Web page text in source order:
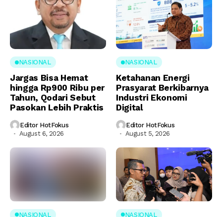
NASIONAL
Jargas Bisa Hemat
hingga Rp900 Ribu per
Tahun, Qodari Sebut
Pasokan Lebih Praktis
Editor HotFokus
August 6, 2026
NASIONAL
Ketahanan Energi
Prasyarat Berkibarnya
Industri Ekonomi
Digital
Editor HotFokus
August 5, 2026
NASIONAL NASIONAL